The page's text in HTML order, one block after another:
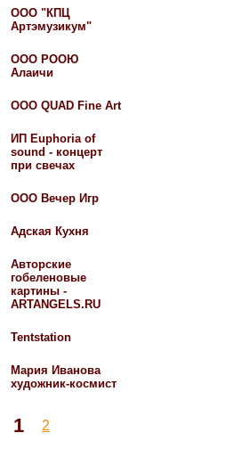
ООО "КПЦ
Артэмузикум"
ООО РООЮ
Алаичи
ООО QUAD Fine Art
ИП Euphoria of
sound - концерт
при свечах
ООО Вечер Игр
Адская Кухня
Авторские
гобеленовые
картины -
ARTANGELS.RU
Tentstation
Мария Иванова
художник-космист
1 2